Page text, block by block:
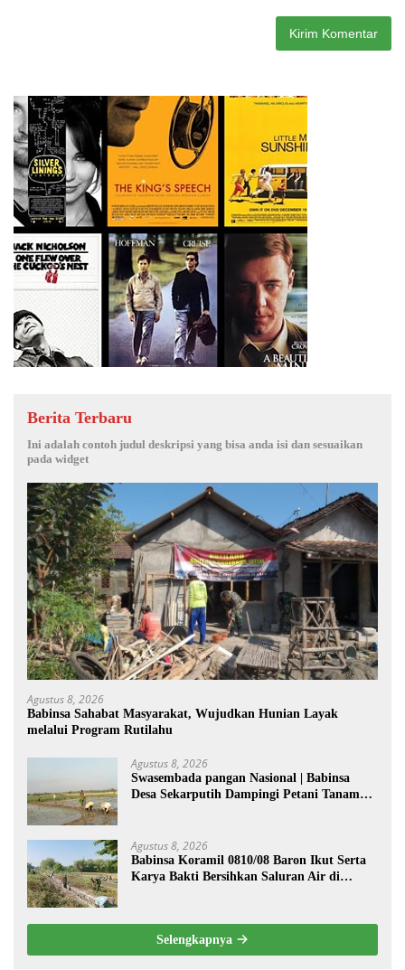
Berita Terbaru
Ini adalah contoh judul deskripsi yang bisa anda isi dan sesuaikan
pada widget
Agustus 8, 2026
Babinsa Sahabat Masyarakat, Wujudkan Hunian Layak
melalui Program Rutilahu
Agustus 8, 2026
Swasembada pangan Nasional | Babinsa
Desa Sekarputih Dampingi Petani Tanam
Agustus 8, 2026
Babinsa Koramil 0810/08 Baron Ikut Serta
Karya Bakti Bersihkan Saluran Air di
Selengkapnya